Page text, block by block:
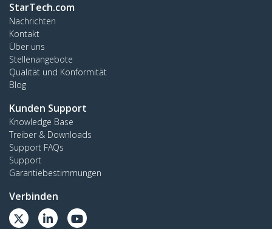
StarTech.com
Nachrichten
Kontakt
Über uns
Stellenangebote
Qualität und Konformität
Blog
Kunden Support
Knowledge Base
Treiber & Downloads
Support FAQs
Support
Garantiebestimmungen
Verbinden